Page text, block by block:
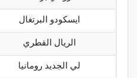
ايسكودو البرتغال
الريال القطري
لي الجديد رومانيا